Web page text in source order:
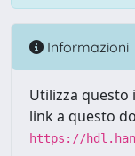
Informazioni
Utilizza
link a questo
https://